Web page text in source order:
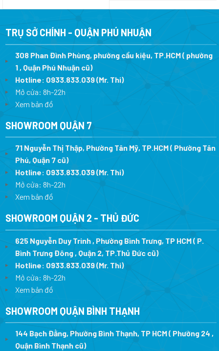
là:
tại
15.450.000 ₫.
5.580.000 ₫.là:
TRỤ SỞ CHÍNH - QUẬN PHÚ NHUẬN
308 Phan Đình Phùng, phường cầu kiệu, TP.HCM ( phường
1 , Quận Phú Nhuận cũ)
Hotline: 0933.833.039(Mr. Thi)
Mở cửa: 8h-22h
Xem bản đồ
SHOWROOM QUẬN 7
71 Nguyễn Thị Thập, Phường Tân Mỹ, TP.HCM ( Phường Tân
Phú, Quận 7 cũ)
Hotline: 0933.833.039(Mr. Thi)
Mở cửa: 8h-22h
Xem bản đồ
SHOWROOM QUẬN 2 - THỦ ĐỨC
625 Nguyễn Duy Trinh , Phường Bình Trưng, TP HCM ( P.
Bình Trưng Đông , Quận 2, TP.Thủ Đức cũ)
Hotline: 0933.833.039(Mr. Thi)
Mở cửa: 8h-22h
Xem bản đồ
SHOWROOM QUẬN BÌNH THẠNH
144 Bạch Đằng, Phường Bình Thạnh, TP HCM ( Phường 24 ,
Quận Bình Thạnh cũ)